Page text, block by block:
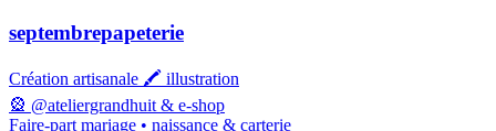
septembrepapeterie
Création artisanale 🖍️ illustration
🎡 @ateliergrandhuit & e-shop
Faire-part mariage • naissance & carterie